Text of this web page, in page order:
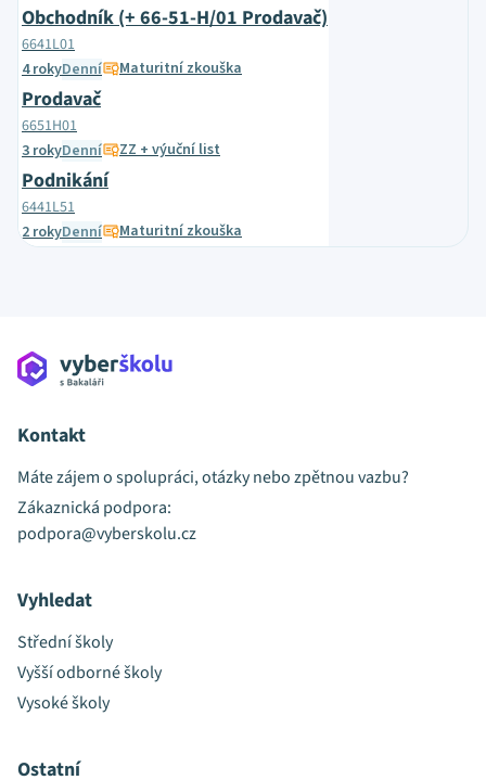
Obchodník (+ 66-51-H/01 Prodavač)
6641L01
4 rokyDenní Maturitní zkouška
Prodavač
6651H01
3 rokyDenní ZZ + výuční list
Podnikání
6441L51
2 rokyDenní Maturitní zkouška
Kontakt
Máte zájem o spolupráci, otázky nebo zpětnou vazbu?
Zákaznická podpora:
podpora@vyberskolu.cz
Vyhledat
Střední školy
Vyšší odborné školy
Vysoké školy
Ostatní